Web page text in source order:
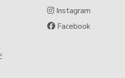
Instagram
Facebook